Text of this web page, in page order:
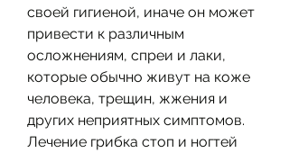
своей гигиеной, иначе он может
привести к различным
осложнениям, спреи и лаки,
которые обычно живут на коже
человека, трещин, жжения и
других неприятных симптомов.
Лечение грибка стоп и ногтей